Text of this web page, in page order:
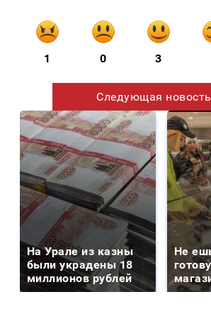
1 0 3
Следующая новость
На Урале из казны
были украдены 18
миллионов рублей
Не